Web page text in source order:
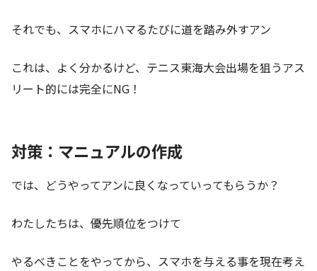
それでも、スマホにハマるたびに道を踏み外すアン
これは、よく分かるけど、テニス東海大会出場を狙うアス
リート的には完全にNG！
対策：マニュアルの作成
では、どうやってアンに良くなっていってもらうか？
わたしたちは、優先順位をつけて
やるべきことをやってから、スマホを与える事を現在考え